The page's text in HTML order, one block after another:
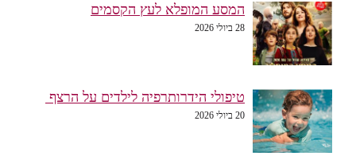
המסע המופלא לעץ הקסמים
28 ביולי 2026
טיפולי הידרותרפיה לילדים על הרצף
20 ביולי 2026